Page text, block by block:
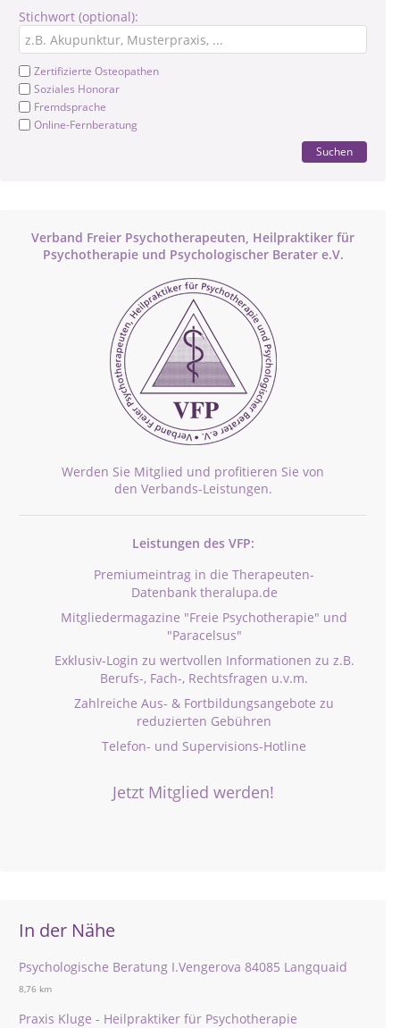
Stichwort (optional):
Zertifizierte Osteopathen
Soziales Honorar
Fremdsprache
Online-Fernberatung
Suchen
Verband Freier Psychotherapeuten, Heilpraktiker für
Psychotherapie und Psychologischer Berater e.V.
Werden Sie Mitglied und profitieren Sie von
den Verbands-Leistungen.
Leistungen des VFP:
Premiumeintrag in die Therapeuten-
Datenbank theralupa.de
Mitgliedermagazine "Freie Psychotherapie" und
"Paracelsus"
Exklusiv-Login zu wertvollen Informationen zu z.B.
Berufs-, Fach-, Rechtsfragen u.v.m.
Zahlreiche Aus- & Fortbildungsangebote zu
reduzierten Gebühren
Telefon- und Supervisions-Hotline
Jetzt Mitglied werden!
In der Nähe
Psychologische Beratung I.Vengerova 84085 Langquaid
8,76 km
Praxis Kluge - Heilpraktiker für Psychotherapie